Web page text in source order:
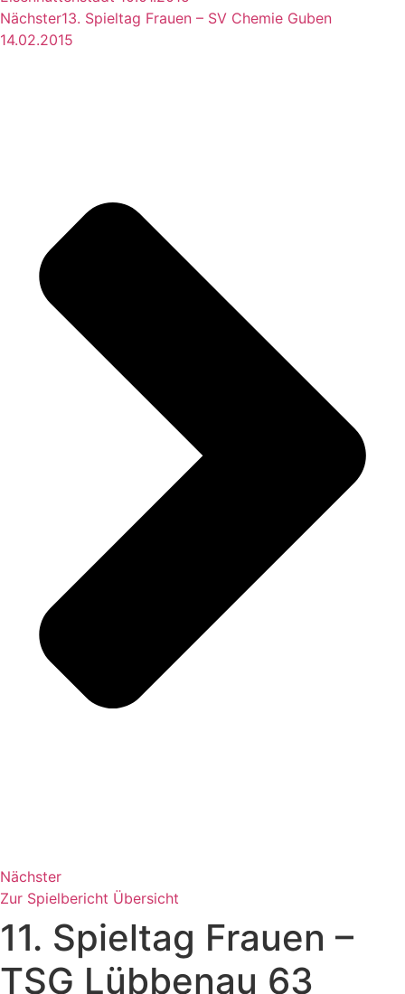
Nächster13. Spieltag Frauen – SV Chemie Guben
14.02.2015
Nächster
Zur Spielbericht Übersicht
11. Spieltag Frauen –
TSG Lübbenau 63